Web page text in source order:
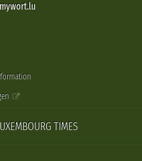
TIMES